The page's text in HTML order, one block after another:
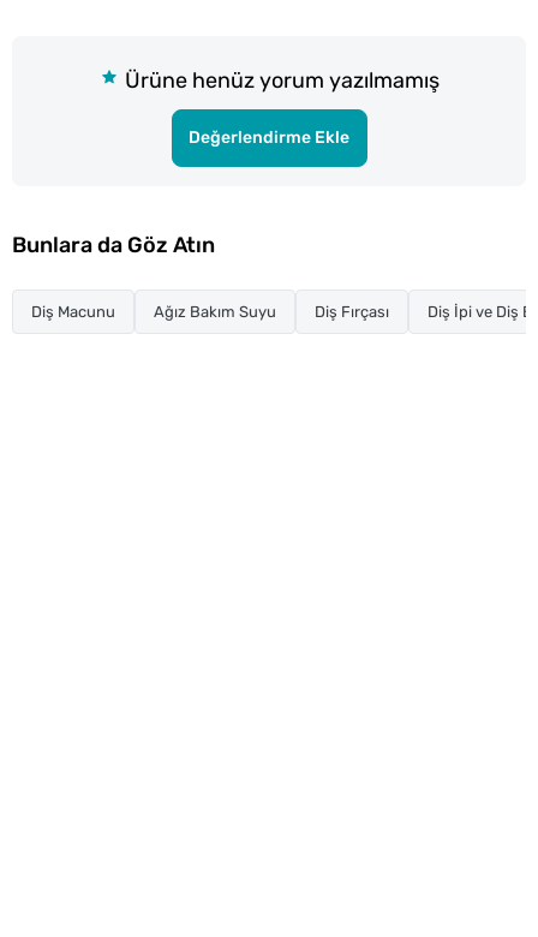
Ürüne henüz yorum yazılmamış
Değerlendirme Ekle
Bunlara da Göz Atın
Diş Macunu Ağız Bakım Suyu Diş Fırçası Diş İpi ve Diş